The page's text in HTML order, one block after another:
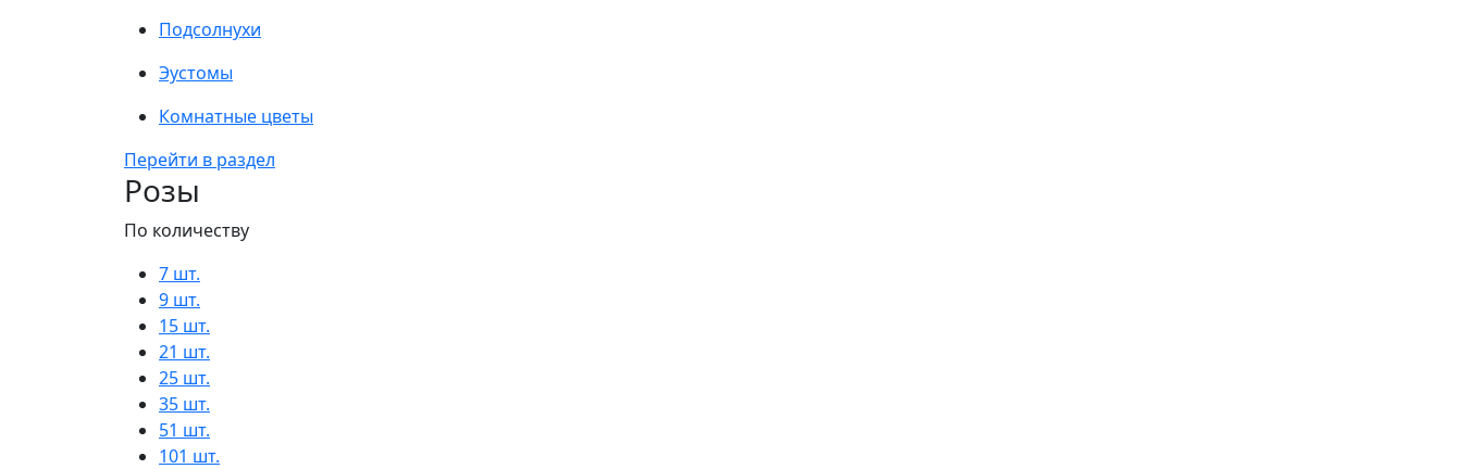
Подсолнухи
Эустомы
Комнатные цветы
Перейти в раздел
Розы
По количеству
7 шт.
9 шт.
15 шт.
21 шт.
25 шт.
35 шт.
51 шт.
101 шт.